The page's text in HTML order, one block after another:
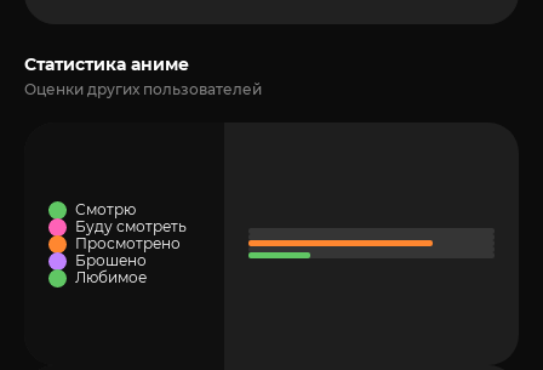
Статистика аниме
Оценки других пользователей
Смотрю
Буду смотреть
Просмотрено
Брошено
Любимое